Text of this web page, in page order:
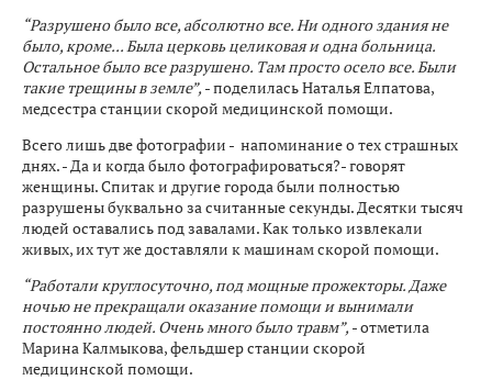
“Разрушено было все, абсолютно все. Ни одного здания не
было, кроме... Была церковь целиковая и одна больница.
Остальное было все разрушено. Там просто осело все. Были
такие трещины в земле”, - поделилась Наталья Елпатова,
медсестра станции скорой медицинской помощи.
Всего лишь две фотографии - напоминание о тех страшных
днях. - Да и когда было фотографироваться?- говорят
женщины. Спитак и другие города были полностью
разрушены буквально за считанные секунды. Десятки тысяч
людей оставались под завалами. Как только извлекали
живых, их тут же доставляли к машинам скорой помощи.
“Работали круглосуточно, под мощные прожекторы. Даже
ночью не прекращали оказание помощи и вынимали
постоянно людей. Очень много было травм”, - отметила
Марина Калмыкова, фельдшер станции скорой
медицинской помощи.